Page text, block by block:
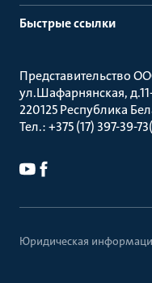
Быстрые ссылки
Представительство
ул.Шафарнянская,
220125 Республика
Тел.: +375 (17) 397-39-
Юридическая